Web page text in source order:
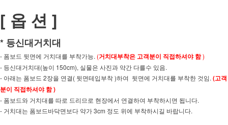
[ 옵 션 ]
* 등신대거치대
- 폼보드 뒷면에 거치대를 부착가능. (거치대부착은 고객분이 직접하셔야 함)
- 등신대거치대(높이 150cm), 실물은 사진과 약간 다를수 있음.
- 아래는 폼보드 2장을 연결( 뒷면테입부착 )하여 뒷면에 거치대를 부착한 것임. (고객
분이 직접하셔야 함 )
- 폼보드와 거치대를 따로 드리므로 현장에서 연결하여 부착하시면 됩니다.
- 거치대는 폼보드바닥면보다 약가 3cm 정도 위에 부착하시길 바랍니다.